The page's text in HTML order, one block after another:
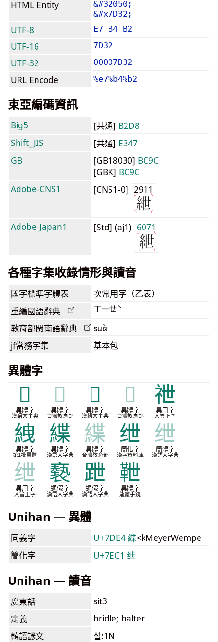
HTML Entity
&#32050;
&#x7D32;
UTF-8 E7 B4 B2
UTF-16 7D32
UTF-32 00007D32
URL Encode %e7%b4%b2
東亞編碼資訊
Big5 [共通] B2D8
Shift_JIS
[共通] E347
GB
[GB18030] BC9C
[GBK] BC9C
Adobe-CNS1
[CNS1-0] 2911
Adobe-Japan1 [Std] (aj1) 6071
各種字集收錄情形與讀音
國字標準字體表 次常用字（乙表）
重編國語辭典 ㄒㄧㄝˋ
教育部閩南語辭典 suà
jf當務字集 基本包
異體字
𥾰
異體字
漢語大字典
𥾰
異體字
台灣教育部
𦁛
異體字
漢語大字典
𦁛
異體字
台灣教育部
䄁
異用字
入管正字
絏
異體字
第1批異體
緤
異體字
漢語大字典
緤
異體字
台灣教育部
绁
簡化字
漢字資料庫
绁
簡體字
漢語大字典
绁
異用字
入管正字
褻
通假字
漢語大字典
跇
通假字
漢語大字典
靾
異體字
龍龕手鏡
Unihan — 異體
同義字 U+7DE4 緤<kMeyerWempe
簡化字
U+7EC1 绁
Unihan — 讀音
廣東話
sit3
定義
bridle; halter
韓語諺文
설:1N